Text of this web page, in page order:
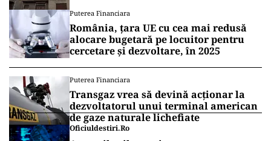
Puterea Financiara
România, țara UE cu cea mai redusă
alocare bugetară pe locuitor pentru
cercetare și dezvoltare, în 2025
Puterea Financiara
Transgaz vrea să devină acționar la
dezvoltatorul unui terminal american
de gaze naturale lichefiate
Oficiuldestiri.ro